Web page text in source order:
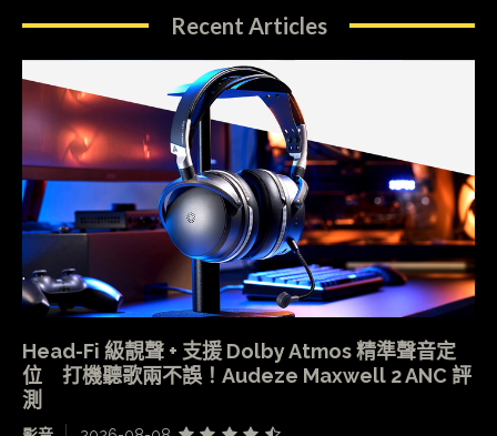
Recent Articles
Head-Fi 級靚聲 + 支援 Dolby Atmos 精準聲音定
位 打機聽歌兩不誤！Audeze Maxwell 2 ANC 評
測